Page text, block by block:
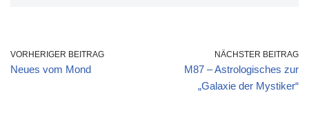
VORHERIGER BEITRAG
Neues vom Mond
NÄCHSTER BEITRAG
M87 – Astrologisches zur
„Galaxie der Mystiker“